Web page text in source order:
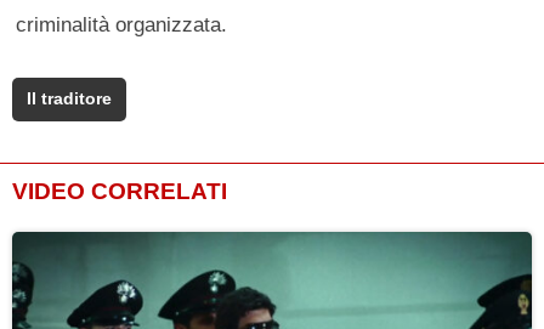
criminalità organizzata.
Il traditore
VIDEO CORRELATI